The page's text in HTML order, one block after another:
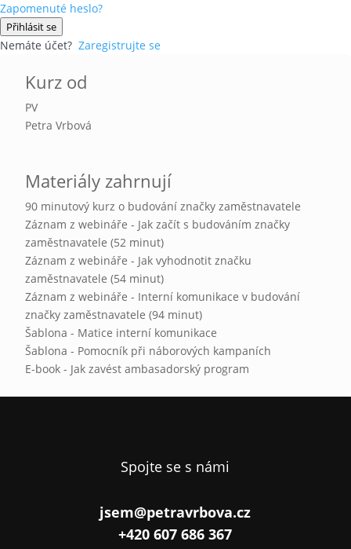
Zapomenuté heslo?
Přihlásit se
Nemáte účet? Zaregistrujte se
Kurz od
PV
Petra Vrbová
Materiály zahrnují
90 minutový kurz o budování značky zaměstnavatele
Záznam z webináře - Jak začít s budováním značky
zaměstnavatele (52 minut)
Záznam z webináře - Jak vyhodnotit značku
zaměstnavatele (54 minut)
Záznam z webináře - Interní komunikace v budování
značky zaměstnavatele (94 minut)
Šablona - Matice interní komunikace
Šablona - Pomocník při náborových kampaních
E-book - Jak zavést ambasadorský program
Spojte se s námi
jsem@petravrbova.cz
+420 607 686 367